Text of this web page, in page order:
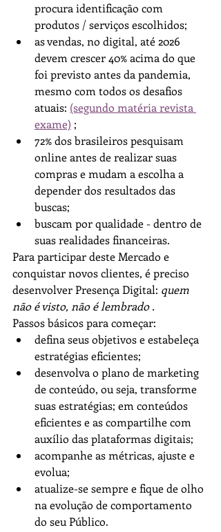
procura identificação com
produtos / serviços escolhidos;
as vendas, no digital, até 2026
devem crescer 40% acima do que
foi previsto antes da pandemia,
mesmo com todos os desafios
atuais: (segundo matéria revista
exame) ;
72% dos brasileiros pesquisam
online antes de realizar suas
compras e mudam a escolha a
depender dos resultados das
buscas;
buscam por qualidade - dentro de
suas realidades financeiras.
Para participar deste Mercado e
conquistar novos clientes, é preciso
desenvolver Presença Digital: quem
não é visto, não é lembrado .
Passos básicos para começar:
defina seus objetivos e estabeleça
estratégias eficientes;
desenvolva o plano de marketing
de conteúdo, ou seja, transforme
suas estratégias; em conteúdos
eficientes e as compartilhe com
auxílio das plataformas digitais;
acompanhe as métricas, ajuste e
evolua;
atualize-se sempre e fique de olho
na evolução de comportamento
do seu Público.